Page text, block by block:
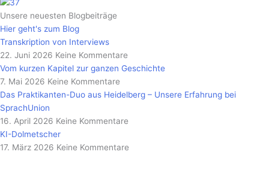
Unsere neuesten Blogbeiträge
Hier geht's zum Blog
Transkription von Interviews
22. Juni 2026 Keine Kommentare
Vom kurzen Kapitel zur ganzen Geschichte
7. Mai 2026 Keine Kommentare
Das Praktikanten-Duo aus Heidelberg – Unsere Erfahrung bei
SprachUnion
16. April 2026 Keine Kommentare
KI-Dolmetscher
17. März 2026 Keine Kommentare